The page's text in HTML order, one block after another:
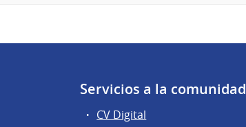
Servicios a la comunidad
CV Digital